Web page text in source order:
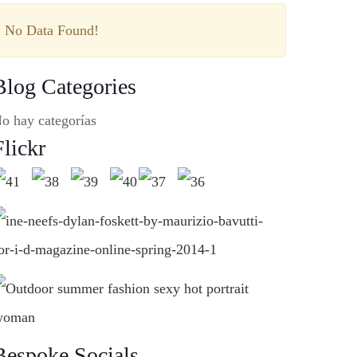
No Data Found!
Categories
hay categorías